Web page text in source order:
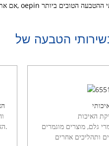
האספקה ​​והמחיר שלכם יתאימו לצורכי הפרויקט שלכם.
האיכות
גלם, מוצרים מוגמרים
ותהליכים אחרים